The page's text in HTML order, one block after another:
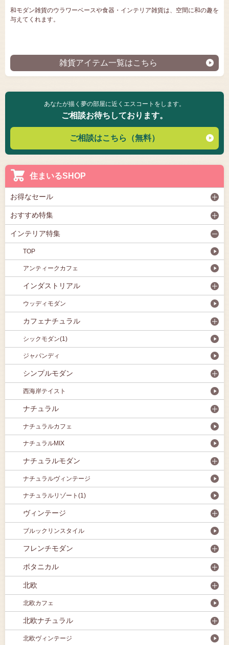
和モダン雑貨のウラワーベースや食器・インテリア雑貨は、空間に和の趣を
与えてくれます。
雑貨アイテム一覧はこちら
あなたが描く夢の部屋に近くエスコートをします。
ご相談お待ちしております。
ご相談はこちら（無料）
住まいるSHOP
お得なセール
おすすめ特集
インテリア特集
TOP
アンティークカフェ
インダストリアル
ウッディモダン
カフェナチュラル
シックモダン(1)
ジャパンディ
シンプルモダン
西海岸テイスト
ナチュラル
ナチュラルカフェ
ナチュラルMIX
ナチュラルモダン
ナチュラルヴィンテージ
ナチュラルリゾート(1)
ヴィンテージ
ブルックリンスタイル
フレンチモダン
ボタニカル
北欧
北欧カフェ
北欧ナチュラル
北欧ヴィンテージ